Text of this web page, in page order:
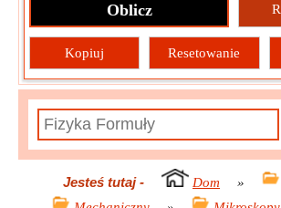
Oblicz
Kopiuj Resetowanie
Jesteś tutaj- Dom »